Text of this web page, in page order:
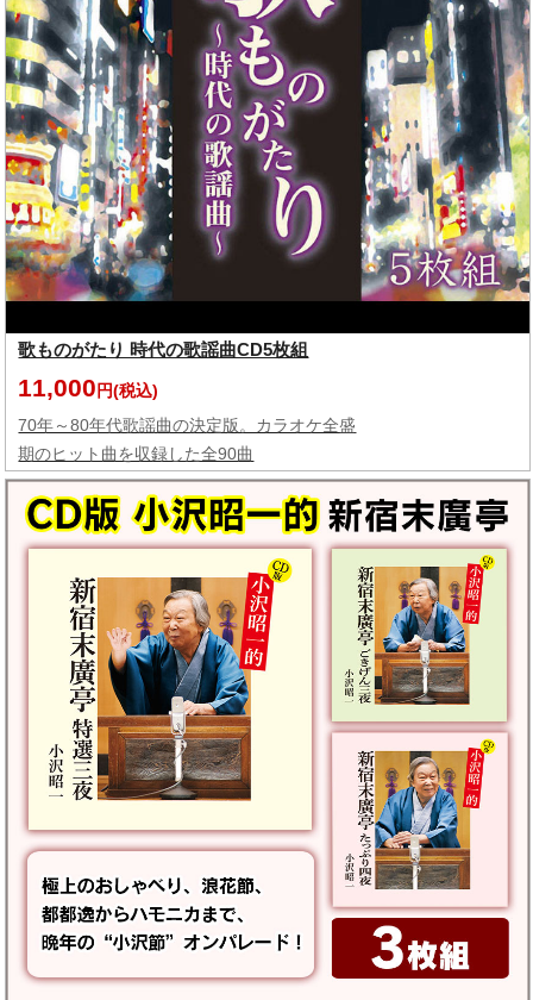
歌ものがたり 時代の歌謡曲CD5枚組
11,000円(税込)
70年～80年代歌謡曲の決定版。カラオケ全盛
期のヒット曲を収録した全90曲